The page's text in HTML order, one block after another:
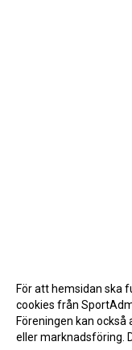
För att hemsidan ska
cookies från
Föreningen kan
eller marknadsföring.